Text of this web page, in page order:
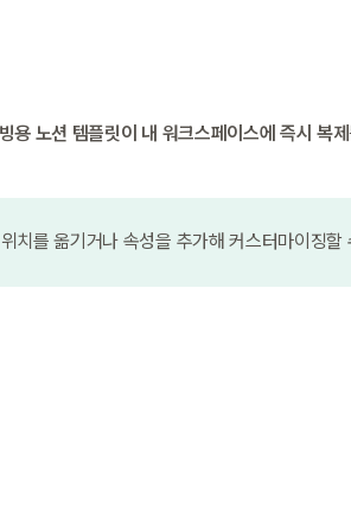
용 노션 템플릿이 내 워크스페이스에 즉시 복제
치를 옮기거나 속성을 추가해 커스터마이징할